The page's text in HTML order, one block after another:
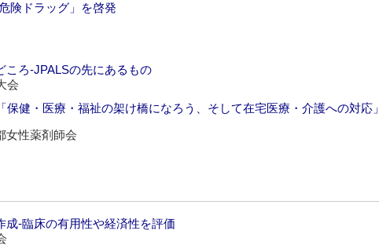
険ドラッグ」を啓発
ろ‐JPALSの先にあるもの
会
保健・医療・福祉の架け橋になろう、そして在宅医療・介護への対応」
女性薬剤師会
‐臨床の有用性や経済性を評価